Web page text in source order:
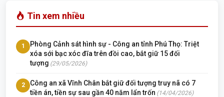
Tin xem nhiều
1
Phòng Cảnh sát hình sự - Công an tỉnh Phú Thọ: Triệt
xóa sới bạc xóc đĩa trên đồi cao, bắt giữ 15 đối
tượng (29/05/2026)
2
Công an xã Vĩnh Chân bắt giữ đối tượng truy nã có 7
tiền án, tiền sự sau gần 40 năm lẩn trốn (14/04/2026)